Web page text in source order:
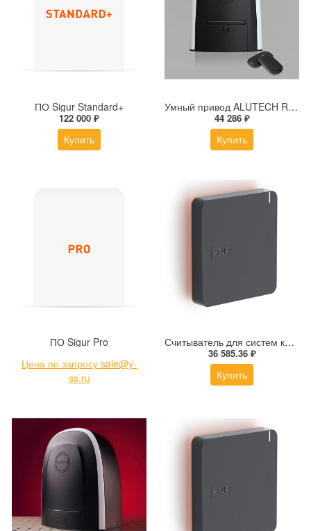
ПО Sigur Standard+
122 000 ₽
Купить
Умный привод ALUTECH RDC-600MKIT-Sm + модуль Wi-fi
44 286 ₽
Купить
ПО Sigur Pro
Цена по запросу sale@y-
ss.ru
Считыватель для систем контроля доступа (СКУД) Sigur MR100 v.2
36 585.36 ₽
Купить